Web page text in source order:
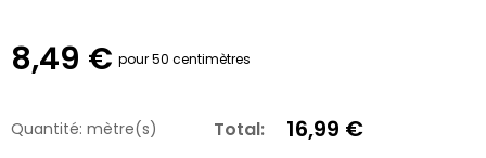
8,49 € pour 50 centimètres
Quantité: mètre(s) Total: 16,99 €